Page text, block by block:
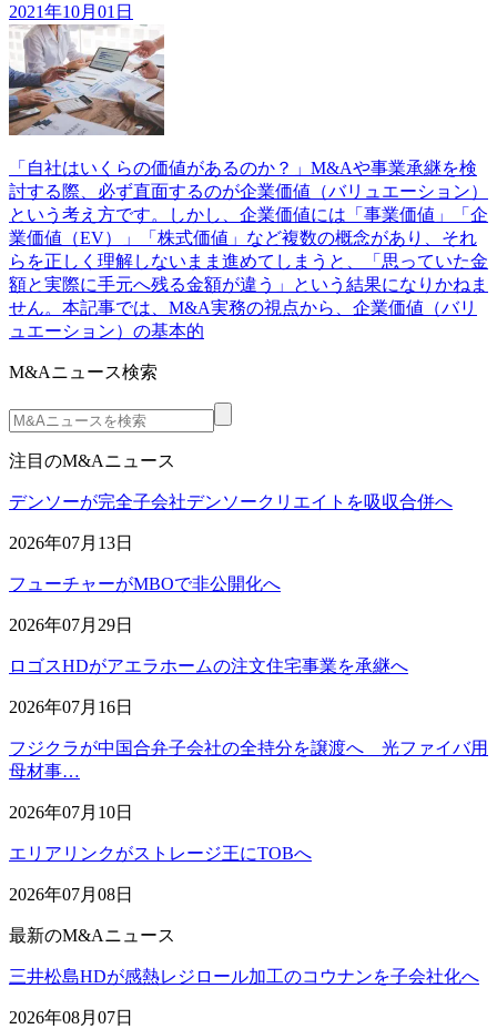
2021年10月01日
「自社はいくらの価値があるのか？」M&Aや事業承継を検
討する際、必ず直面するのが企業価値（バリュエーション）
という考え方です。しかし、企業価値には「事業価値」「企
業価値（EV）」「株式価値」など複数の概念があり、それ
らを正しく理解しないまま進めてしまうと、「思っていた金
額と実際に手元へ残る金額が違う」という結果になりかねま
せん。本記事では、M&A実務の視点から、企業価値（バリ
ュエーション）の基本的
M&Aニュース検索
注目のM&Aニュース
デンソーが完全子会社デンソークリエイトを吸収合併へ
2026年07月13日
フューチャーがMBOで非公開化へ
2026年07月29日
ロゴスHDがアエラホームの注文住宅事業を承継へ
2026年07月16日
フジクラが中国合弁子会社の全持分を譲渡へ 光ファイバ用
母材事…
2026年07月10日
エリアリンクがストレージ王にTOBへ
2026年07月08日
最新のM&Aニュース
三井松島HDが感熱レジロール加工のコウナンを子会社化へ
2026年08月07日